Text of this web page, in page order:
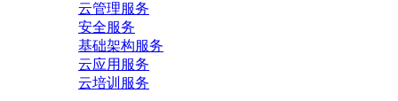
云管理服务
安全服务
基础架构服务
云应用服务
云培训服务